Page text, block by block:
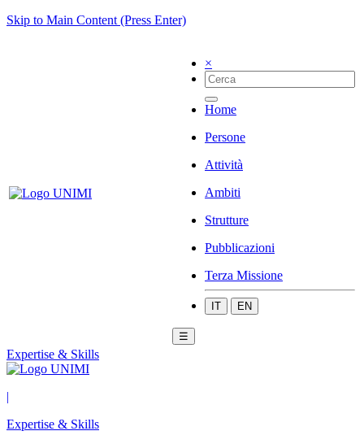
Skip to Main Content (Press Enter)
×
Home
Persone
Attività
Ambiti
Strutture
Pubblicazioni
Terza Missione
IT EN
☰
Expertise & Skills
|
Expertise & Skills